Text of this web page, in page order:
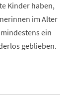
Kinder haben,
im Alter
ein
geblieben.